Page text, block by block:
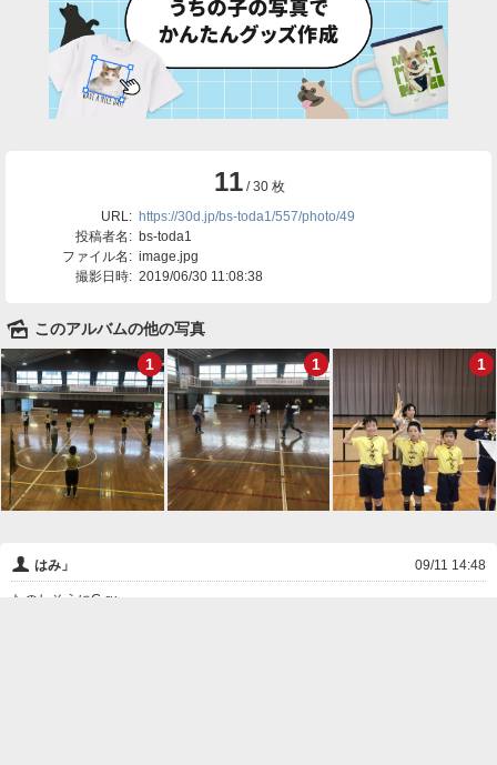
11/ 30 枚
URL: https://30d.jp/bs-toda1/557/photo/49
投稿者名: bs-toda1
ファイル名: image.jpg
撮影日時: 2019/06/30 11:08:38
🌄 このアルバムの他の写真
1
1 1
👤 はみ」 09/11 14:48
たのしそうにG-ru.